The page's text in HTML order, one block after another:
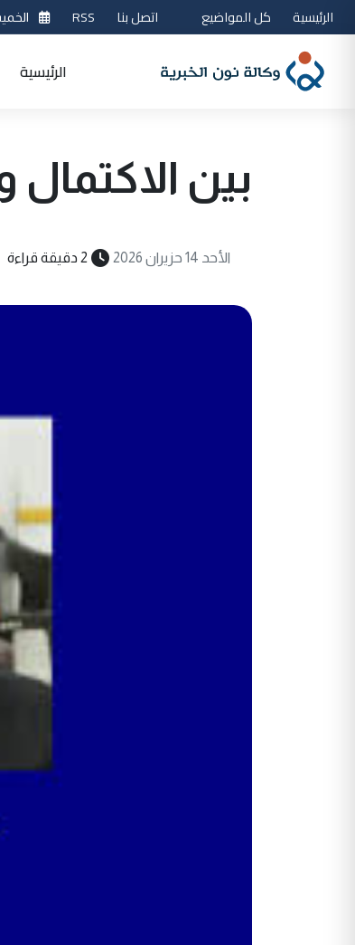
الرئيسية كل المواضيع اتصل بنا RSS الخميس، ٦
الرئيسية
بين
الأحد 14 حزيران 2026 2 دقيقة قراءة